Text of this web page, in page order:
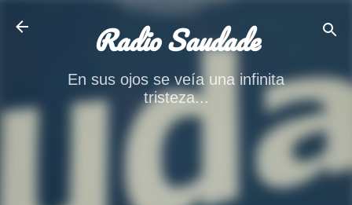
Radio Saudade
En sus ojos se veía una infinita
tristeza...